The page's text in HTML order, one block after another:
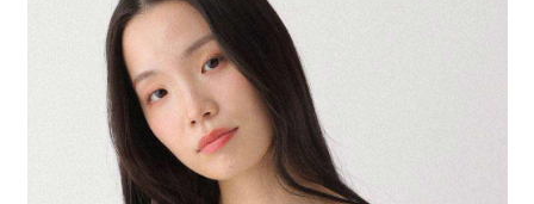
時審查核予不同之上限額度；若仍有額度不足之情形，本公司將視審查結果
請求用戶進行身份認證。
５．嚴禁一人註冊多個帳號或使用他人資訊註冊。若發現惡意使用之情形，
恩沛科技股份有限公司將有權停止該用戶之使用額度並採取法律行動。